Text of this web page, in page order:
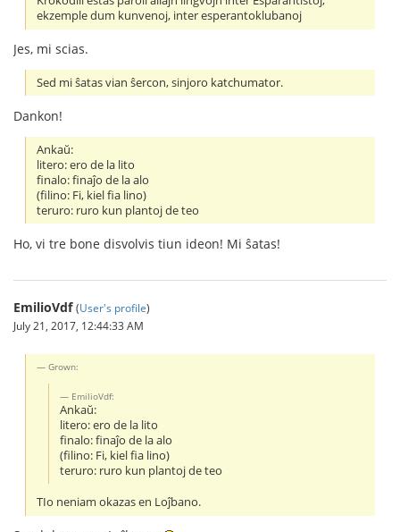
ekzemple dum kunvenoj, inter esperantoklubanoj
Jes, mi scias.
Sed mi ŝatas vian ŝercon, sinjoro katchumator.
Dankon!
Ankaŭ:
litero: ero de la lito
finalo: finaĵo de la alo
(filino: Fi, kiel fia lino)
teruro: ruro kun plantoj de teo
Ho, vi tre bone disvolvis tiun ideon! Mi ŝatas!
EmilioVdf (User's profile)
July 21, 2017, 12:44:33 AM
Grown:
EmilioVdf:
Ankaŭ:
litero: ero de la lito
finalo: finaĵo de la alo
(filino: Fi, kiel fia lino)
teruro: ruro kun plantoj de teo
TIo neniam okazas en Loĵbano.